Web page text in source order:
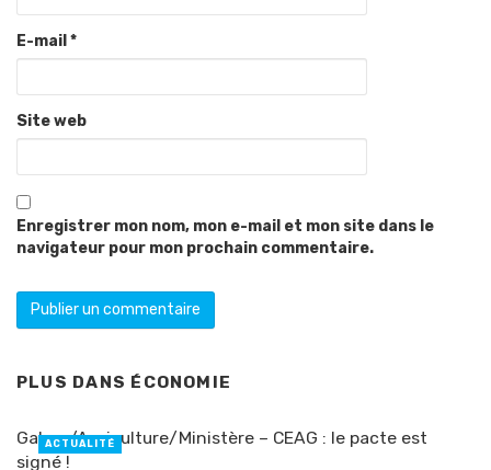
E-mail *
Site web
Enregistrer mon nom, mon e-mail et mon site dans le
navigateur pour mon prochain commentaire.
PLUS DANS ÉCONOMIE
Gabon/Agriculture/Ministère – CEAG : le pacte est
signé !
ACTUALITÉ